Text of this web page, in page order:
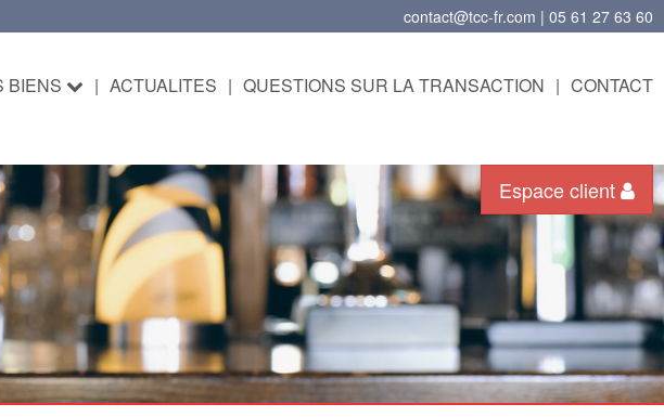
contact@tcc-fr.com | 05 61 27 63 60
BIENS | ACTUALITES | QUESTIONS SUR LA TRANSACTION | CONTACT
Espace client